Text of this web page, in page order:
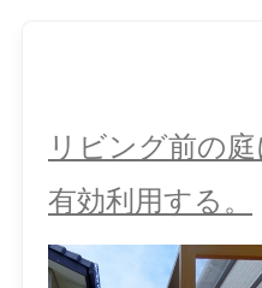
リビング前の
有効利用する。